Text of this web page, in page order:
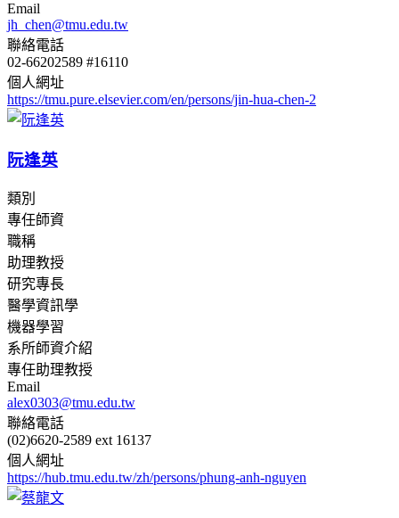
Email
jh_chen@tmu.edu.tw
聯絡電話
02-66202589 #16110
個人網址
https://tmu.pure.elsevier.com/en/persons/jin-hua-chen-2
阮逢英
類別
專任師資
職稱
助理教授
研究專長
醫學資訊學
機器學習
系所師資介紹
專任助理教授
Email
alex0303@tmu.edu.tw
聯絡電話
(02)6620-2589 ext 16137
個人網址
https://hub.tmu.edu.tw/zh/persons/phung-anh-nguyen